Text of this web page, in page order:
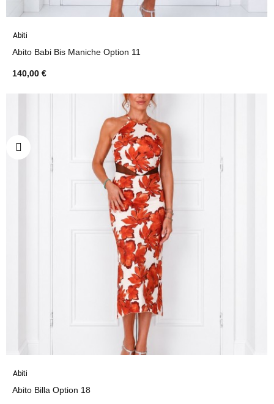
Abiti
Abito Babi Bis Maniche Option 11
140,00 €
Abiti
Abito Billa Option 18